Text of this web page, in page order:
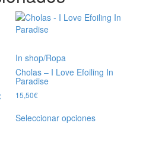
In shop/Ropa
Cholas – I Love Efoiling In
Paradise
15,50€
Seleccionar opciones